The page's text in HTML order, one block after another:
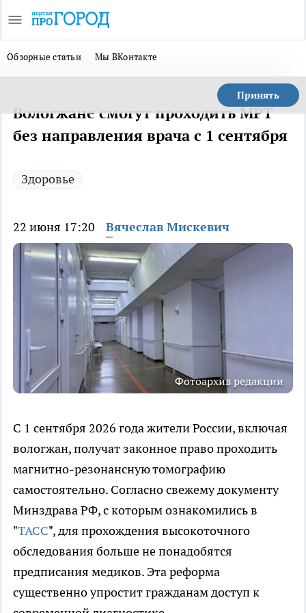
Обзорные статьи Мы ВКонтакте
Принять
Вологжане смогут проходить МРТ
без направления врача с 1 сентября
Здоровье
22 июня 17:20 Вячеслав Мискевич
Фотоархив редакции
С 1 сентября 2026 года жители России, включая
вологжан, получат законное право проходить
магнитно-резонансную томографию
самостоятельно. Согласно свежему документу
Минздрава РФ, с которым ознакомились в
"ТАСС", для прохождения высокоточного
обследования больше не понадобятся
предписания медиков. Эта реформа
существенно упростит гражданам доступ к